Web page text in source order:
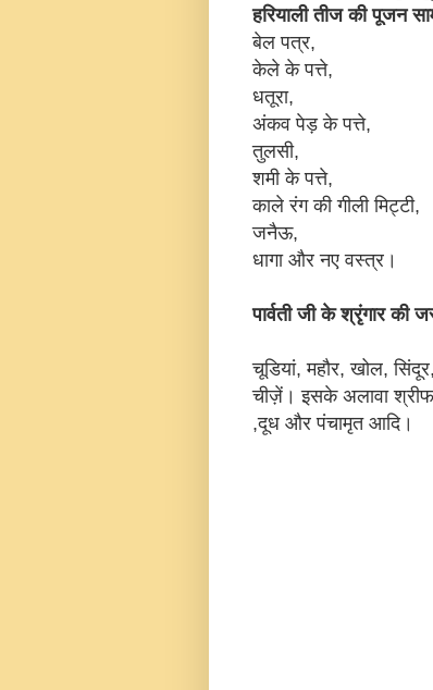
हरियाली तीज की पूजन
बेल पत्र,
केले के पत्ते,
धतूरा,
अंकव पेड़ के पत्ते,
तुलसी,
शमी के पत्ते,
काले रंग की गीली मिट्टी,
जनैऊ,
धागा और नए वस्त्र।
पार्वती जी के श्रृंगार की
चूडियां, महौर, खोल,
चीज़ें। इसके अलावा
,दूध और पंचामृत आदि।